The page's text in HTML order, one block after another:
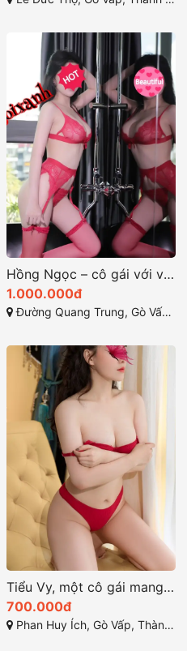
Hồng Ngọc – cô gái với vẻ đẹp ngọt ngào và dáng vóc nuột nà
1.000.000đ
Đường Quang Trung, Gò Vấp, Thành phố Hồ Chí Minh
Tiểu Vy, một cô gái mang vẻ đẹp lai Tây quyến rũ
700.000đ
Phan Huy Ích, Gò Vấp, Thành phố Hồ Chí Minh